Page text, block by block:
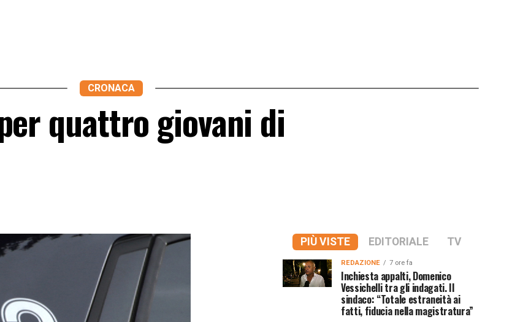
CRONACA
quattro giovani di
PIÙ VISTE EDITORIALE TV
REDAZIONE 7 ore fa
Inchiesta appalti, Domenico
Vessichelli tra gli indagati. Il
sindaco: “Totale estraneità ai
fatti, fiducia nella magistratura”